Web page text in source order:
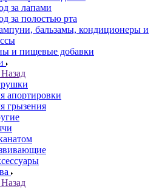
за лапами
за полостью рта
бальзамы, кондиционеры и
и пищевые добавки
Назад
апортировки
грызения
Назад